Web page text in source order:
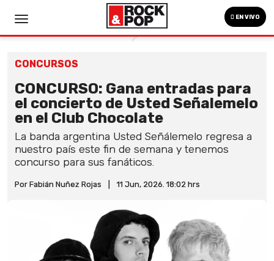
EN VIVO
CONCURSOS
CONCURSO: Gana entradas para
el concierto de Usted Señalemelo
en el Club Chocolate
La banda argentina Usted Señálemelo regresa a
nuestro país este fin de semana y tenemos
concurso para sus fanáticos.
Por Fabián Nuñez Rojas 11 Jun, 2026. 18:02 hrs